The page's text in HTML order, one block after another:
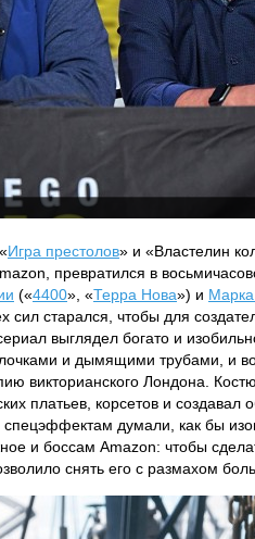
Игра престолов» и «Властелин
превратился в
(«4400», «Терра Нова») и Марка
сил старался, чтобы для
выглядел богато и
и дымящими трубами, и
викторианского Лондона.
платьев, корсетов и создавал
думали, как бы
и боссам Amazon: чтобы
снять его с размахом